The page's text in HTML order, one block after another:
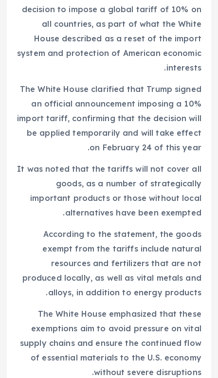
decision to impose a global tariff of 10% on
all countries, as part of what the White
House described as a reset of the import
system and protection of American economic
interests.
The White House clarified that Trump signed
an official announcement imposing a 10%
import tariff, confirming that the decision will
be applied temporarily and will take effect
on February 24 of this year.
It was noted that the tariffs will not cover all
goods, as a number of strategically
important products or those without local
alternatives have been exempted.
According to the statement, the goods
exempt from the tariffs include natural
resources and fertilizers that are not
produced locally, as well as vital metals and
alloys, in addition to energy products.
The White House emphasized that these
exemptions aim to avoid pressure on vital
supply chains and ensure the continued flow
of essential materials to the U.S. economy
without severe disruptions.